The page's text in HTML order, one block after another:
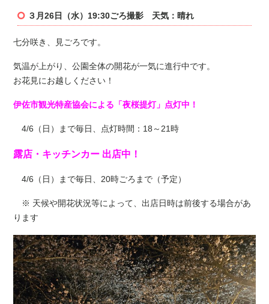
３月26日（水）19:30ごろ撮影 天気：晴れ
七分咲き、見ごろです。
気温が上がり、公園全体の開花が一気に進行中です。
お花見にお越しください！
伊佐市観光特産協会による「夜桜提灯」点灯中！
4/6（日）まで毎日、 点灯時間：18～21時
露店・キッチンカー 出店中！
4/6（日）まで毎日、20時ごろまで（予定）
※ 天候や開花状況等によって、出店日時は前後する場合があ
ります